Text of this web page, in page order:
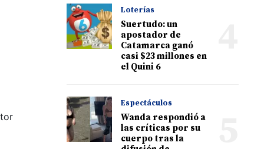
Loterías
Suertudo: un
apostador de
Catamarca ganó
casi $23 millones en
el Quini 6
Espectáculos
Wanda respondió a
las críticas por su
cuerpo tras la